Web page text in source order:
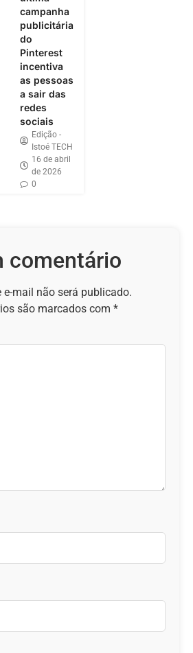
campanha
publicitária
do
Pinterest
incentiva
as pessoas
a sair das
redes
sociais
Edição -
Istoé TECH
16 de abril
de 2026
0
comentário
e-mail não será publicado.
são marcados com *